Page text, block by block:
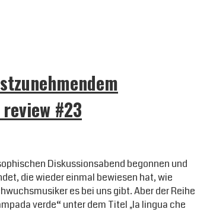
#23
Diskussionsabend begonnen und
die wieder einmal bewiesen hat, wie
es bei uns gibt. Aber der Reihe
verde“ unter dem Titel „la lingua che